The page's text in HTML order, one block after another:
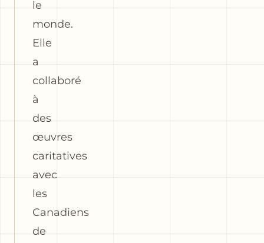
le
monde.
Elle
a
collaboré
à
des
œuvres
caritatives
avec
les
Canadiens
de